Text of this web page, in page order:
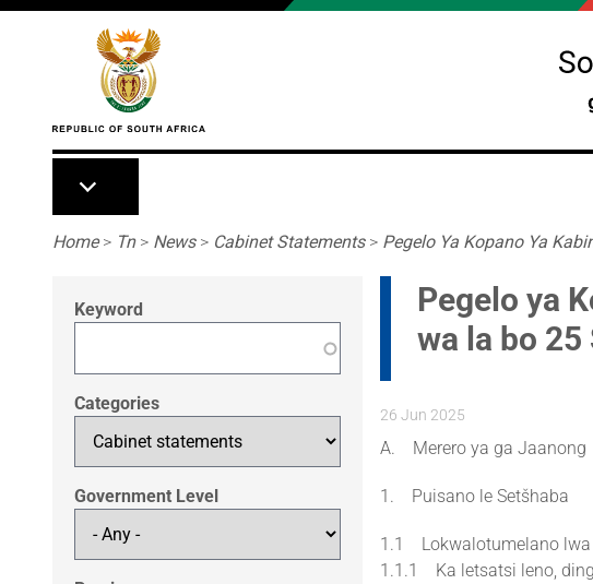
Skip to main content
Breadcrumb
Home> Tn> News> Cabinet Statements> Pegelo Ya Kopano Ya
Keyword
Categories
Government Level
Pegelo ya
wa la bo
26 Jun 2025
A. Merero ya ga Jaanong
1. Puisano le Setšhaba
1.1 Lokwalotumelano lwa
1.1.1 Ka letsatsi leno,